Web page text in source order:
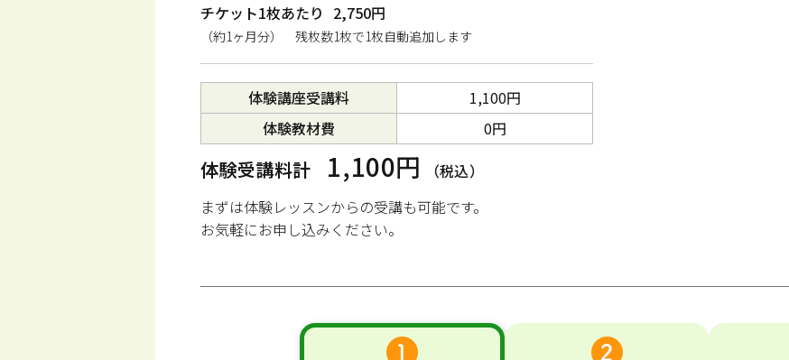
チケット1枚あたり 2,750円
（約1ヶ月分） 残枚数1枚で1枚自動追加します
体験講座受講料
1,100円
体験教材費
0円
体験受講料計 1,100円
（税込）
まずは体験レッスンからの受講も可能です。
お気軽にお申し込みください。